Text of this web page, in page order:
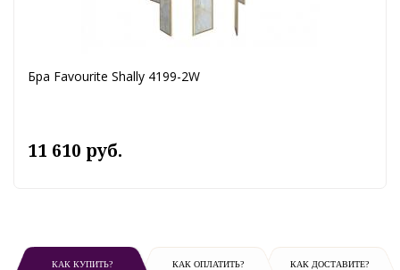
Бра Favourite Shally 4199-2W
11 610 руб.
КАК КУПИТЬ? КАК ОПЛАТИТЬ? КАК ДОСТАВИТЕ?